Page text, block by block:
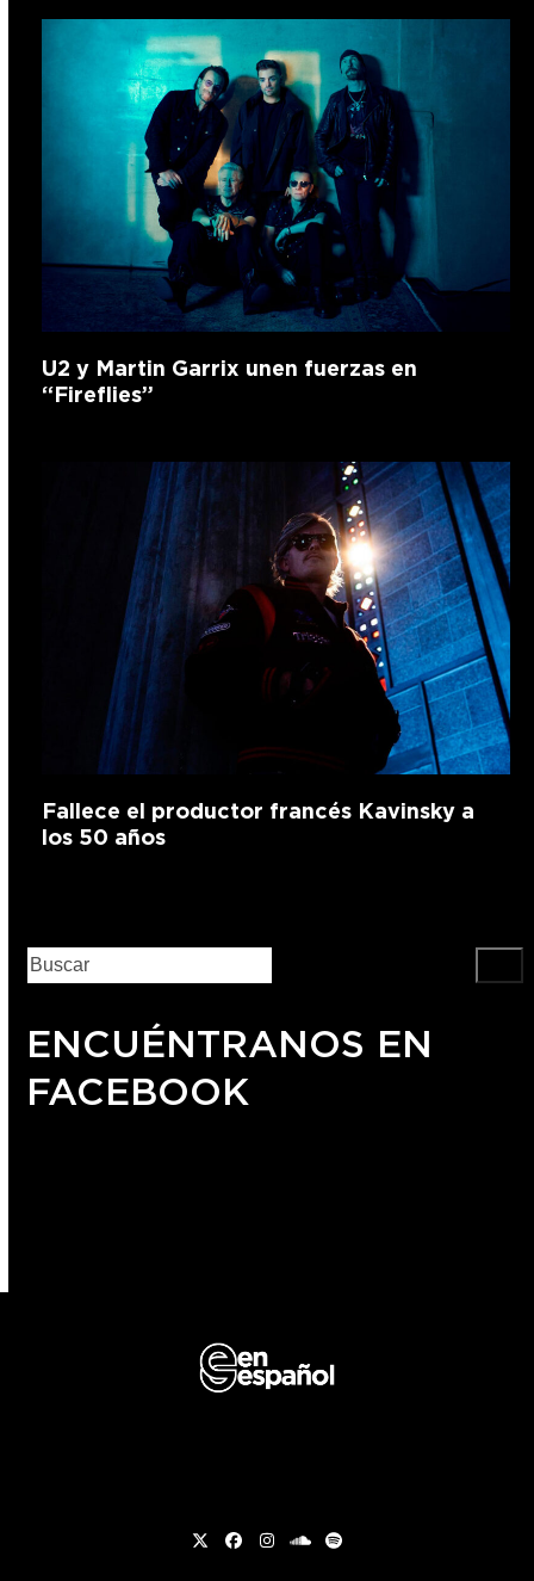
U2 y Martin Garrix unen fuerzas en
“Fireflies”
Fallece el productor francés Kavinsky a
los 50 años
ENCUÉNTRANOS EN
FACEBOOK
TwitterFacebook
Instagram
soundcloud
Spotify